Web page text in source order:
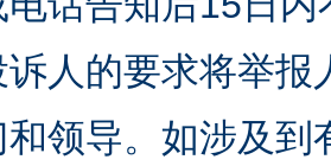
人的要求将举
领导。如涉及